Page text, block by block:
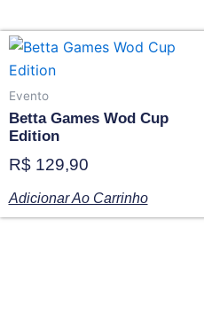
Evento
Betta Games Wod Cup
Edition
R$129,90
Adicionar Ao Carrinho